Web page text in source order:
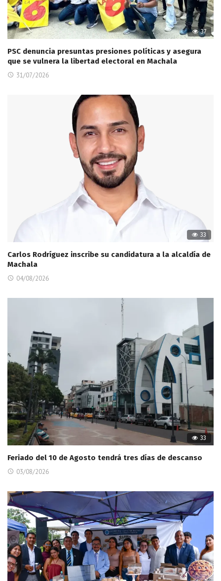
37
PSC denuncia presuntas presiones políticas y asegura
que se vulnera la libertad electoral en Machala
31/07/2026
33
Carlos Rodríguez inscribe su candidatura a la alcaldía de
Machala
04/08/2026
33
Feriado del 10 de Agosto tendrá tres días de descanso
03/08/2026